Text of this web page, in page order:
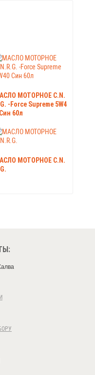
МОТОРНОЕ C.N.
-Force Supreme 5W4
60л
МОТОРНОЕ C.N.